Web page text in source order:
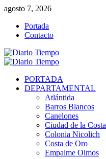
Saltar
contenido
agosto 7, 2026
Portada
Contacto
Menú
PORTADA
DEPARTAMENTAL
Atlántida
Barros Blancos
Canelones
Ciudad de la Costa
Colonia Nicolich
Costa de Oro
Empalme Olmos